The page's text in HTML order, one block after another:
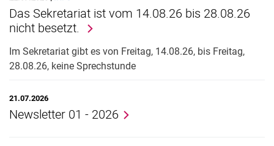
Das Sekretariat ist vom 14.08.26 bis 28.08.26
nicht besetzt.
Im Sekretariat gibt es von Freitag, 14.08.26, bis Freitag,
28.08.26, keine Sprechstunde
21.07.2026
Newsletter 01 - 2026